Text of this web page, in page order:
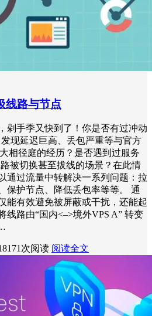
线路与节点
剁手季又快到了！你是否有过冲动
现延迟巨高、丢包严重等与官方
相径庭的经历？是否遇到过服务
被切换甚至拔线的场景？在此情
通过流量中转解决一系列问题：拉
保护节点、降低丢包率等等。 通
能有效避免被屏蔽或干扰，还能起
线路由“国内<–>境外VPS A” 转变
次阅读 阅读全文